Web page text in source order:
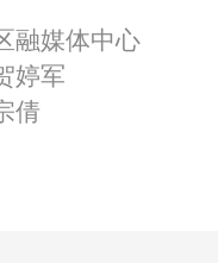
融媒体中心
婷军
倩